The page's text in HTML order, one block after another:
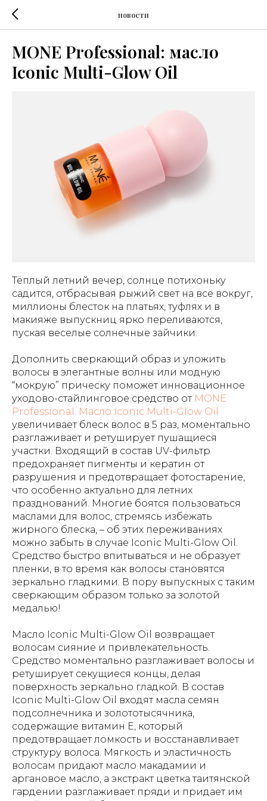
новости
MONE Professional: масло
Iconic Multi-Glow Oil
Тёплый летний вечер, солнце потихоньку
садится, отбрасывая рыжий свет на всё вокруг,
миллионы блесток на платьях, туфлях и в
макияже выпускниц ярко переливаются,
пуская веселые солнечные зайчики.
Дополнить сверкающий образ и уложить
волосы в элегантные волны или модную
“мокрую” прическу поможет инновационное
уходово-стайлинговое средство от MONE
Professional. Масло Iconic Multi-Glow Oil
увеличивает блеск волос в 5 раз, моментально
разглаживает и ретуширует пушащиеся
участки. Входящий в состав UV-фильтр
предохраняет пигменты и кератин от
разрушения и предотвращает фотостарение,
что особенно актуально для летних
празднований. Многие боятся пользоваться
маслами для волос, стремясь избежать
жирного блеска, – об этих переживаниях
можно забыть в случае Iconic Multi-Glow Oil.
Средство быстро впитываться и не образует
пленки, в то время как волосы становятся
зеркально гладкими. В пору выпускных с таким
сверкающим образом только за золотой
медалью!
Масло Iconic Multi-Glow Oil возвращает
волосам сияние и привлекательность.
Средство моментально разглаживает волосы и
ретуширует секущиеся концы, делая
поверхность зеркально гладкой. В состав
Iconic Multi-Glow Oil входят масла семян
подсолнечника и золототысячника,
содержащие витамин Е, который
предотвращает ломкость и восстанавливает
структуру волоса. Мягкость и эластичность
волосам придают масло макадамии и
аргановое масло, а экстракт цветка таитянской
гардении разглаживает пряди и придает им